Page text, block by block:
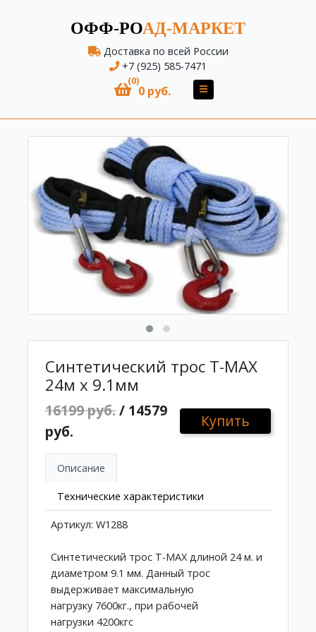
ОФФ-РОАД-МАРКЕТ
Доставка по всей России
+7 (925) 585-7471
(0)
0 руб.
Синтетический трос T-MAX
24м x 9.1мм
16199 руб./ 14579
руб.
Купить
Описание
Технические характеристики
Артикул: W1288
Синтетический трос T-MAX длиной 24 м. и
диаметром 9.1 мм. Данный трос
выдерживает максимальную
нагрузку 7600кг., при рабочей
нагрузки 4200кгс